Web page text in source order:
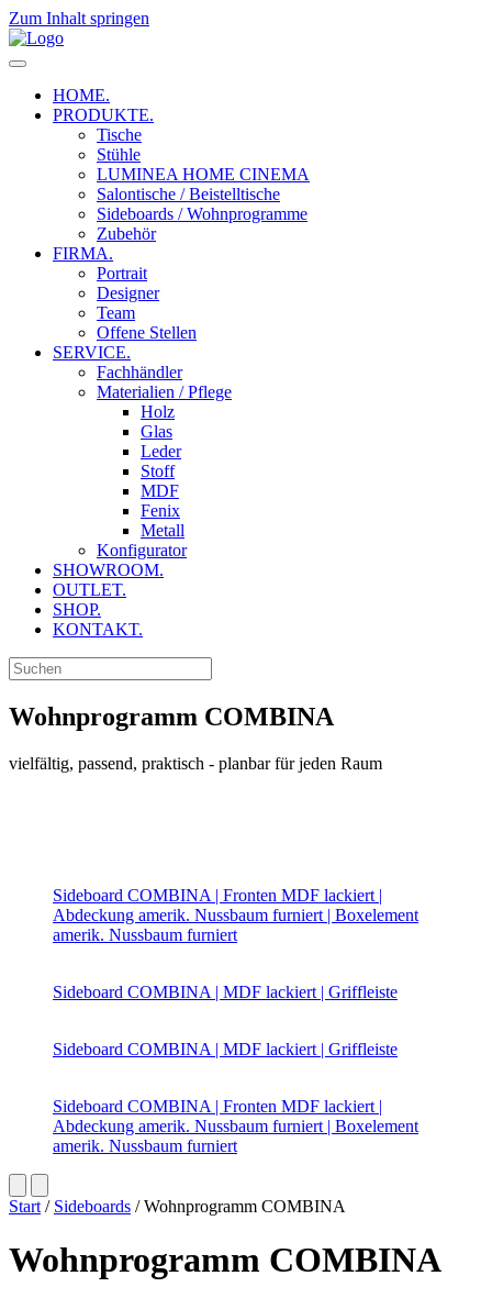
Zum Inhalt springen
HOME.
PRODUKTE.
Tische
Stühle
LUMINEA HOME CINEMA
Salontische / Beistelltische
Sideboards / Wohnprogramme
Zubehör
FIRMA.
Portrait
Designer
Team
Offene Stellen
SERVICE.
Fachhändler
Materialien / Pflege
Holz
Glas
Leder
Stoff
MDF
Fenix
Metall
Konfigurator
SHOWROOM.
OUTLET.
SHOP.
KONTAKT.
Wohnprogramm COMBINA
vielfältig, passend, praktisch - planbar für jeden Raum
Sideboard COMBINA | Fronten MDF lackiert |
Abdeckung amerik. Nussbaum furniert | Boxelement
amerik. Nussbaum furniert
Sideboard COMBINA | MDF lackiert | Griffleiste
Sideboard COMBINA | MDF lackiert | Griffleiste
Sideboard COMBINA | Fronten MDF lackiert |
Abdeckung amerik. Nussbaum furniert | Boxelement
amerik. Nussbaum furniert
Start / Sideboards / Wohnprogramm COMBINA
Wohnprogramm COMBINA